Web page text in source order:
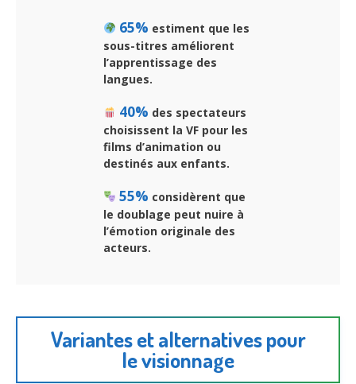
65% estiment que les
sous-titres améliorent
l’apprentissage des
langues.
40% des spectateurs
choisissent la VF pour les
films d’animation ou
destinés aux enfants.
55% considèrent que
le doublage peut nuire à
l’émotion originale des
acteurs.
Variantes et alternatives pour
le visionnage